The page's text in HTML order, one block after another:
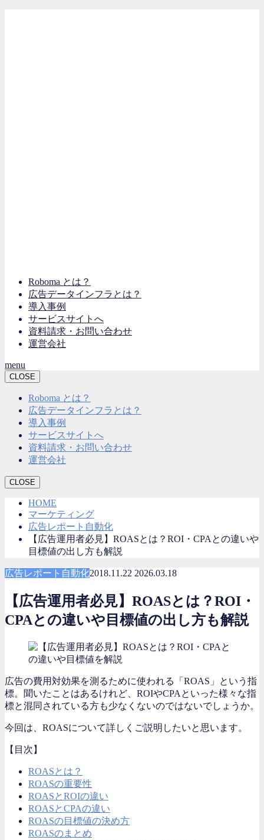
Roboma とは？
広告データインフラとは？
導入事例
サービスサイトへ
資料請求・お問い合わせ
運営会社
menu
CLOSE
Roboma とは？
広告データインフラとは？
導入事例
サービスサイトへ
資料請求・お問い合わせ
運営会社
CLOSE
HOME
マーケティング
広告レポート自動化
【広告運用者必見】ROASとは？ROI・CPAとの違いや
目標値の出し方も解説
広告レポート自動化2018.11.22 2026.03.18
【広告運用者必見】ROASとは？ROI・
CPAとの違いや目標値の出し方も解説
広告の費用対効果を測るために使われる 「ROAS」
という指
標。聞いたことはあるけれど、ROIやCPAといった様々な指
標と混同されている方も少なくないのではないでしょうか。
今回は、ROASについて詳しくご説明したいと思います。
【目次】
ROASとは？
ROASの重要性
ROASとROIの違い
ROASとCPAの違い
ROASの目標値の決め方
ROASのまとめ